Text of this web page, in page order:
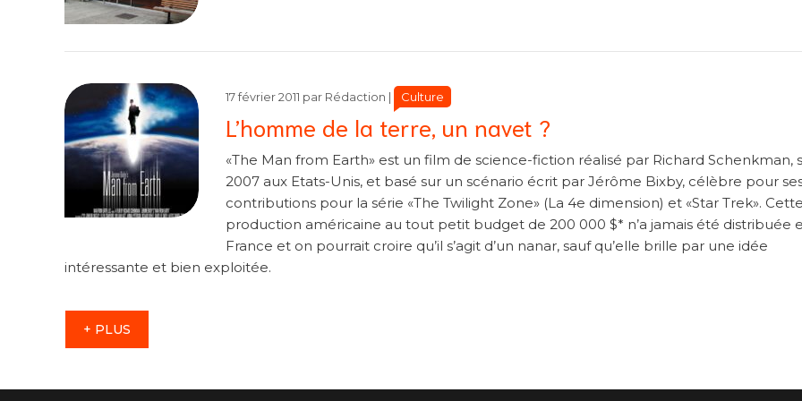
L’homme de la terre, un navet ?
17 février 2011 par Rédaction Catégories
Catégories
Culture
«The Man from Earth» est un film de science-fiction réalisé par Richard Schenkman,
2007 aux Etats-Unis, et basé sur un scénario écrit par Jérôme Bixby, célèbre pour
contributions pour la série «The Twilight Zone» (La 4e dimension) et «Star Trek». Cette
production américaine au tout petit budget de 200 000 $* n’a jamais été distribuée
France et on pourrait croire qu’il s’agit d’un nanar, sauf qu’elle brille par une idée
intéressante et bien exploitée.
+ PLUS